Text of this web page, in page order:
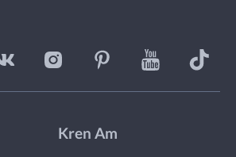
Kren Am